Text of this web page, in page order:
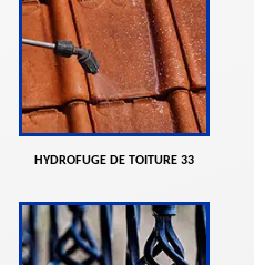
HYDROFUGE DE TOITURE 33